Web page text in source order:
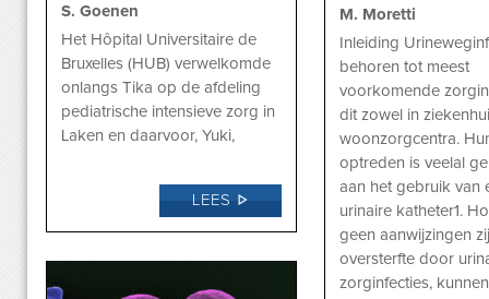
S. Goenen
Het Hôpital Universitaire de
Bruxelles (HUB) verwelkomde
onlangs Tika op de afdeling
pediatrische intensieve zorg in
Laken en daarvoor, Yuki,
LEES
M. Moretti
Inleiding
behoren tot meest
voorkomende
dit zowel in
woonzorgcentra.
optreden is veelal
aan het gebruik van
urinaire katheter1.
geen aanwijzingen
oversterfte door
zorginfecties,